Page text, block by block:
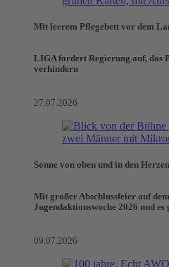
Mit leerem Pflegebett vor dem
LIGA fordert Regierung auf, das
verhindern
27.07.2026
Sonne von oben und in den Herzen
Mit großer Abschlussfeier auf
Jugendaktionswoche 2026 und
09.07.2026